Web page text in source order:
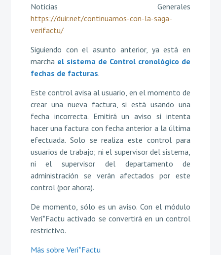
Noticias Generales
https://duir.net/continuamos-con-la-saga-
verifactu/
Siguiendo con el asunto anterior, ya está en
marcha el sistema de Control cronológico de
fechas de facturas.
Este control avisa al usuario, en el momento de
crear una nueva factura, si está usando una
fecha incorrecta. Emitirá un aviso si intenta
hacer una factura con fecha anterior a la última
efectuada. Solo se realiza este control para
usuarios de trabajo; ni el supervisor del sistema,
ni el supervisor del departamento de
administración se verán afectados por este
control (por ahora).
De momento, sólo es un aviso. Con el módulo
Veri*Factu activado se convertirá en un control
restrictivo.
Más sobre Veri*Factu